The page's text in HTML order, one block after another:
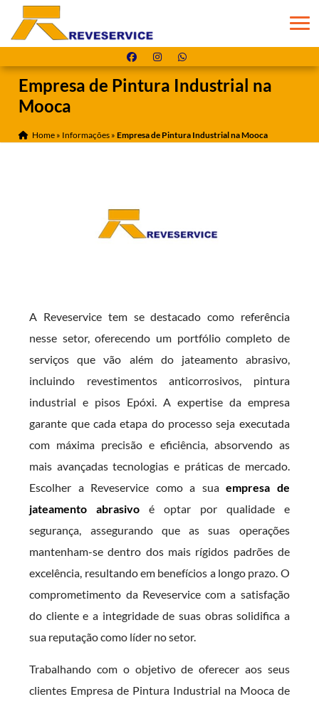
Empresa de Pintura Industrial na
Mooca
Home » Informações »Empresa de Pintura Industrial na Mooca
A Reveservice tem se destacado como referência
nesse setor, oferecendo um portfólio completo de
serviços que vão além do jateamento abrasivo,
incluindo revestimentos anticorrosivos, pintura
industrial e pisos Epóxi. A expertise da empresa
garante que cada etapa do processo seja executada
com máxima precisão e eficiência, absorvendo as
mais avançadas tecnologias e práticas de mercado.
Escolher a Reveservice como a suaempresa de
jateamento abrasivoé optar por qualidade e
segurança, assegurando que as suas operações
mantenham-se dentro dos mais rígidos padrões de
excelência, resultando em benefícios a longo prazo. O
comprometimento da Reveservice com a satisfação
do cliente e a integridade de suas obras solidifica a
sua reputação como líder no setor.
Trabalhando com o objetivo de oferecer aos seus
clientes Empresa de Pintura Industrial na Mooca de